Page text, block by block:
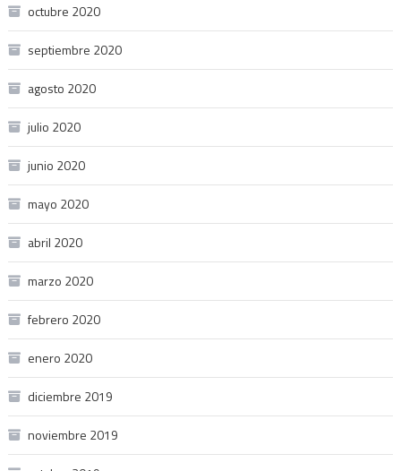
octubre 2020
septiembre 2020
agosto 2020
julio 2020
junio 2020
mayo 2020
abril 2020
marzo 2020
febrero 2020
enero 2020
diciembre 2019
noviembre 2019